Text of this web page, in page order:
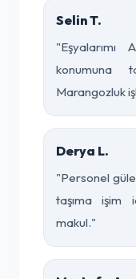
Selin T.
"Eşyalarımı
konumuna
Marangozluk
Derya L.
"Personel
taşıma işim
makul."